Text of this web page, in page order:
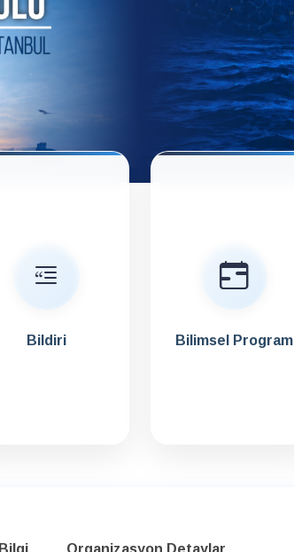
Bildiri Bilimsel Program
Organizasyon Detaylar